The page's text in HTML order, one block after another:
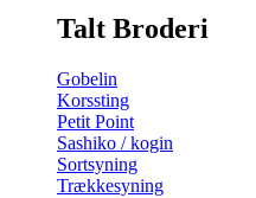
Talt Broderi
Gobelin
Korssting
Petit Point
Sashiko / kogin
Sortsyning
Trækkesyning